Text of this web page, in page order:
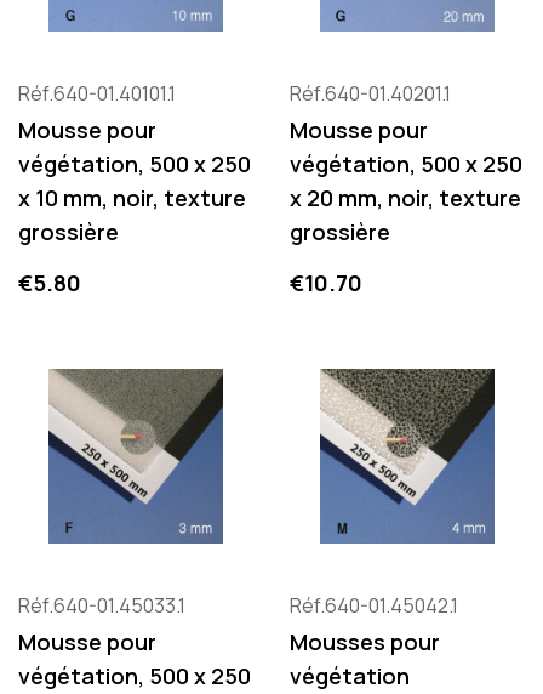
Réf.640-01.40101.1
Mousse pour
végétation, 500 x 250
x 10 mm, noir, texture
grossière
Price
€5.80
Réf.640-01.40201.1
Mousse pour
végétation, 500 x 250
x 20 mm, noir, texture
grossière
Price
€10.70
Réf.640-01.45033.1
Mousse pour
végétation, 500 x 250
Réf.640-01.45042.1
Mousses pour
végétation